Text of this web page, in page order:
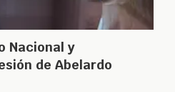
Nacional y
de Abelardo